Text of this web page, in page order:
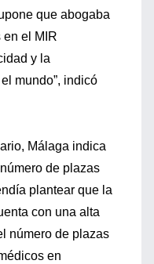
que abogaba
en el MIR
y la
mundo”, indicó
Málaga indica
de plazas
plantear que la
con una alta
número de plazas
en